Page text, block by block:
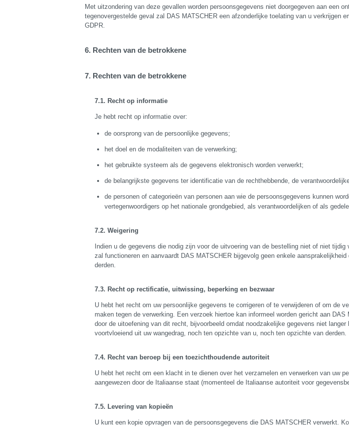
Met uitzondering van deze gevallen worden persoonsgegevens niet doorgegeven aan een
tegenovergestelde geval zal DAS MATSCHER een afzonderlijke toelating van u verkrijgen
GDPR.
Rechten van de betrokkene
Rechten van de betrokkene
Recht op informatie
Je hebt recht op informatie over:
de oorsprong van de persoonlijke gegevens;
het doel en de modaliteiten van de verwerking;
het gebruikte systeem als de gegevens elektronisch worden verwerkt;
de belangrijkste gegevens ter identificatie van de rechthebbende, de
de personen of categorieën van personen aan wie de persoonsgegevens kunnen
vertegenwoordigers op het nationale grondgebied, als verantwoordelijken of als
Weigering
Indien u de gegevens die nodig zijn voor de uitvoering van de bestelling niet of niet
zal functioneren en aanvaardt DAS MATSCHER bijgevolg geen enkele
derden.
Recht op rectificatie, uitwissing, beperking en bezwaar
U hebt het recht om uw persoonlijke gegevens te corrigeren of te verwijderen of om de
maken tegen de verwerking. Een verzoek hiertoe kan informeel worden gericht aan
door de uitoefening van dit recht, bijvoorbeeld omdat noodzakelijke gegevens niet
voortvloeiend uit uw wangedrag, noch ten opzichte van u, noch ten opzichte van derden.
Recht van beroep bij een toezichthoudende autoriteit
U hebt het recht om een klacht in te dienen over het verzamelen en verwerken van uw
aangewezen door de Italiaanse staat (momenteel de Italiaanse autoriteit voor
Levering van kopieën
U kunt een kopie opvragen van de persoonsgegevens die DAS MATSCHER verwerkt.